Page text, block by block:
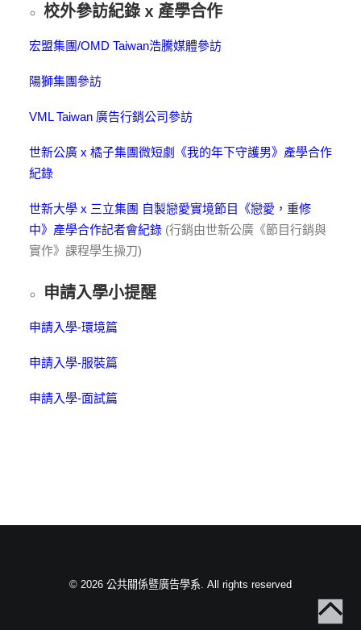
校外參訪紀錄 x 產學合作
宏盟集團/OMD Taiwan浩騰媒體參訪
陽獅集團參訪
VML Taiwan 廣告行銷公司參訪
世新公廣 x 橘子集團微短劇《我的年下守護男》產學合作
紀錄
世新大學 x 三立集團 自製戀愛實境節目《戀愛，重修
中》產學合作記者會紀錄 (行銷由世新公廣《節目行銷與
實作》課程學生操刀)
申請入學小提醒
申請入學-環境篇
申請入學-服裝篇
申請入學-面試篇
© 2026 公共關係暨廣告學系. All rights reserved